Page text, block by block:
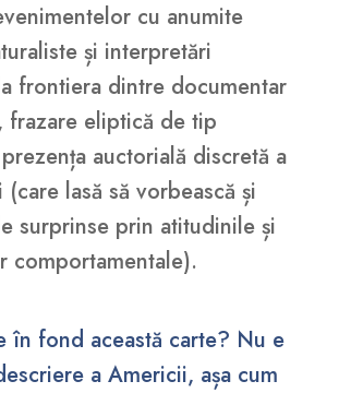
cu anumite
și interpretări
frontiera dintre documentar
frazare eliptică de tip
auctorială discretă a
lasă să vorbească și
surprinse prin atitudinile și
comportamentale).
în fond această carte? Nu e
a Americii, așa cum